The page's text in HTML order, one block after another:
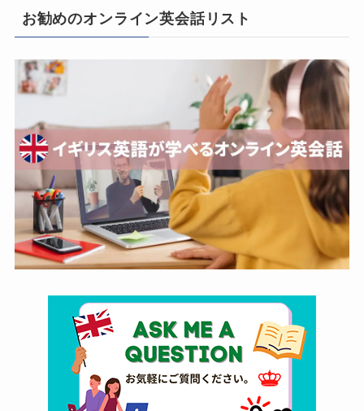
お勧めのオンライン英会話リスト